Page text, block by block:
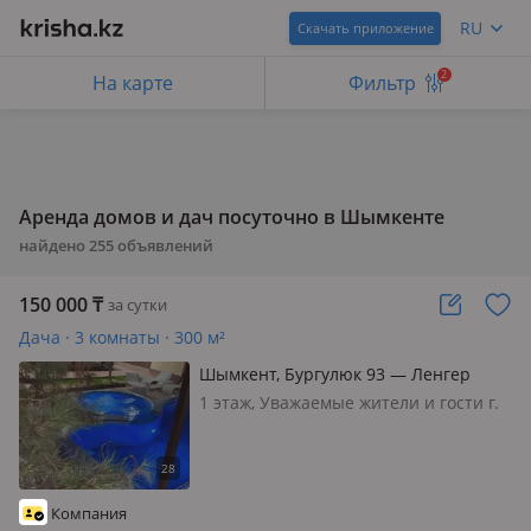
Скачать приложение RU
На карте Фильтр 2
Аренда домов и дач посуточно в Шымкенте
найдено 255 объявлений
150 000₸ за сутки
Дача · 3 комнаты · 300 м²
Шымкент, Бургулюк 93 — Ленгер
1 этаж, Уважаемые жители и гости г.
Компания